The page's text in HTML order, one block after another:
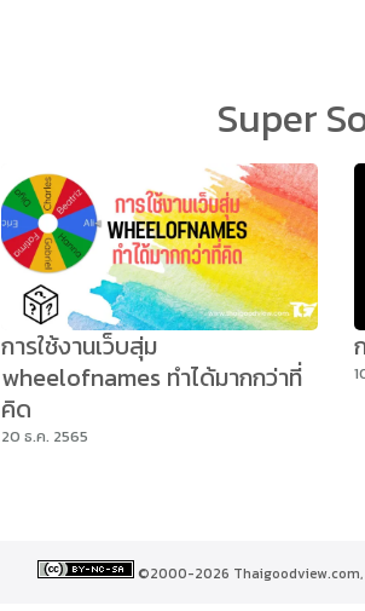
Super
การใช้งานเว็บสุ่ม
wheelofnames ทำได้มากกว่าที่
คิด
20 ธ.ค. 2565
©2000-2026 Thaigoodview.com,